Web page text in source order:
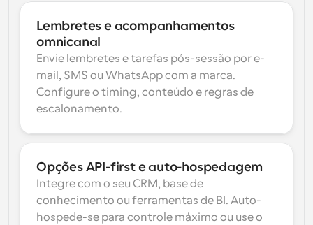
Lembretes e acompanhamentos
omnicanal
Envie lembretes e tarefas pós-sessão por e-
mail, SMS ou WhatsApp com a marca.
Configure o timing, conteúdo e regras de
escalonamento.
Opções API-first e auto-hospedagem
Integre com o seu CRM, base de
conhecimento ou ferramentas de BI. Auto-
hospede-se para controle máximo ou use o